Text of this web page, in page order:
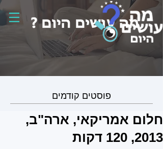
פוסטים קודמים
חלום אמריקאי, ארה"ב,
2013, 120 דקות